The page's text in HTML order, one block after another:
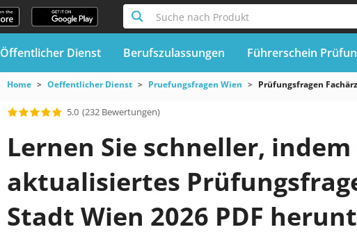
Suche nach Produkt
Öffentlicher Dienst Berufszulassungen Führerschein
Home Oeffentlicher Dienst Pruefungsfragen Wien Prüfungsfragen
5.0 (232 Bewertungen)
Lernen Sie schneller,
aktualisiertes
Stadt Wien 2026 PDF